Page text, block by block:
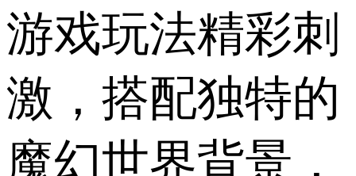
游戏玩法精彩刺
激，搭配独特的
魔幻世界背景，